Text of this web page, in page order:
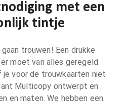
met een
tintje
trouwen! Een drukke
moet van alles geregeld
je voor de trouwkaarten niet
Multicopy ontwerpt en
en maten. We hebben een